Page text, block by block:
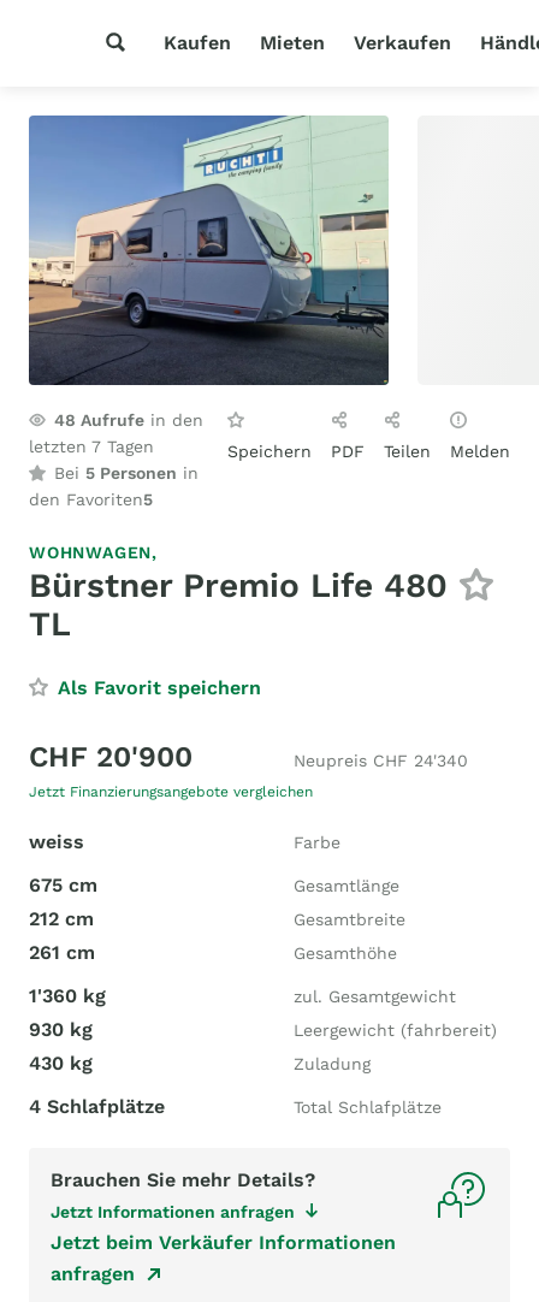
Kaufen Mieten Verkaufen
48 Aufrufe in den
letzten 7 Tagen
Bei 5 Personen in
den Favoriten5
Speichern PDF Teilen Melden
WOHNWAGEN,
Bürstner Premio Life 480
TL
Als Favorit speichern
CHF 20'900 Neupreis CHF 24'340
Jetzt Finanzierungsangebote vergleichen
weiss Farbe
675 cm Gesamtlänge
212 cm Gesamtbreite
261 cm Gesamthöhe
1'360 kg zul. Gesamtgewicht
930 kg Leergewicht (fahrbereit)
430 kg Zuladung
4 Schlafplätze Total Schlafplätze
Brauchen Sie mehr Details?
Jetzt Informationen anfragen
Jetzt beim Verkäufer Informationen
anfragen